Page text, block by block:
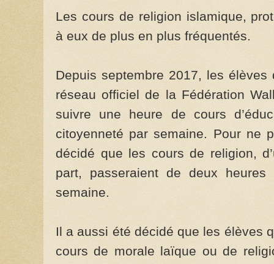
Les cours de religion islamique,
à eux de plus en plus fréquentés.
Depuis septembre 2017, les
réseau officiel de la Fédération
suivre une heure de cours
citoyenneté par semaine. Pour ne
décidé que les cours de religion,
part, passeraient de deux
semaine.
Il a aussi été décidé que les élèves
cours de morale laïque ou de